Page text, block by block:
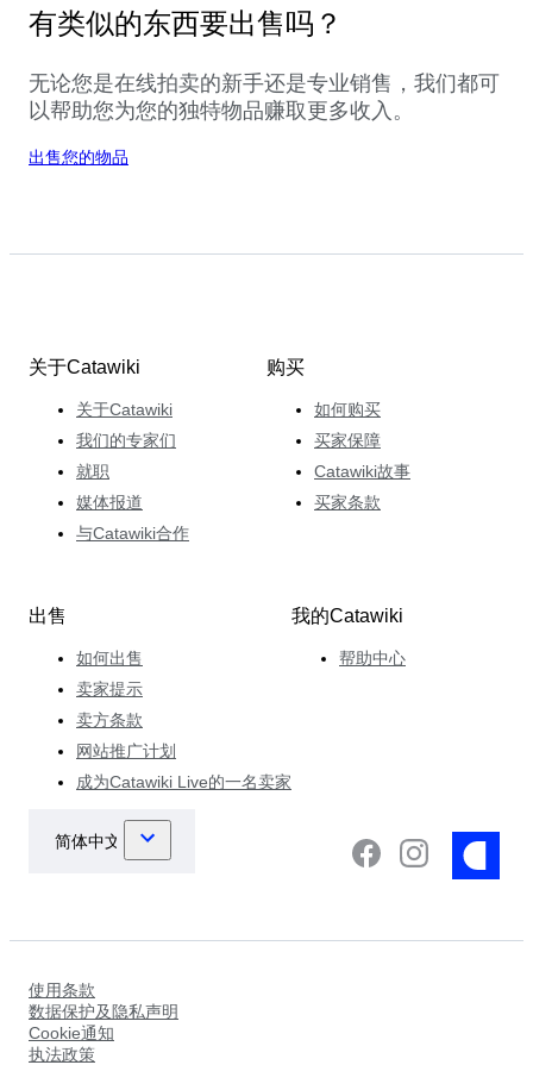
有类似的东西要出售吗？
无论您是在线拍卖的新手还是专业销售，我们都可
以帮助您为您的独特物品赚取更多收入。
出售您的物品
关于Catawiki
关于Catawiki
我们的专家们
就职
媒体报道
与Catawiki合作
购买
如何购买
买家保障
Catawiki故事
买家条款
出售
如何出售
卖家提示
卖方条款
网站推广计划
成为Catawiki Live的一名卖家
我的Catawiki
帮助中心
使用条款
数据保护及隐私声明
Cookie通知
执法政策